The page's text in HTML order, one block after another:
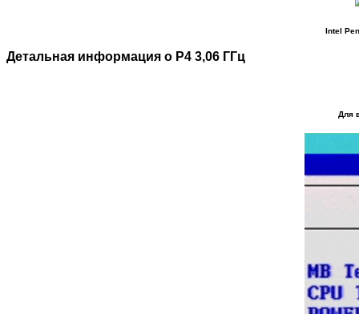
Intel
Детальная информация о P4 3,06 ГГц
Для